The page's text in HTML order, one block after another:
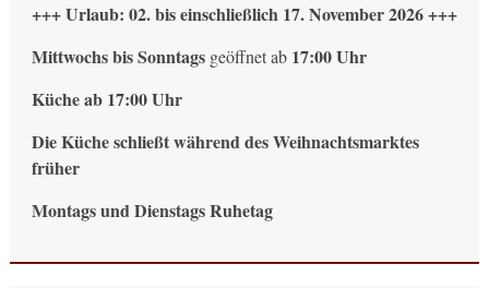
+++ Urlaub: 02. bis einschließlich 17. November 2026 +++
Mittwochs bis Sonntagsgeöffnet ab 17:00 Uhr
Küche ab 17:00 Uhr
Die Küche schließt während des Weihnachtsmarktes
früher
Montags und Dienstags Ruhetag